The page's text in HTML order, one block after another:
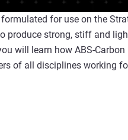
for use on the
strong, stiff and
will learn how ABS-
of all disciplines working